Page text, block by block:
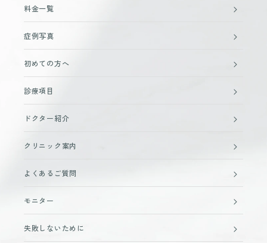
料金一覧
症例写真
初めての方へ
診療項目
ドクター紹介
クリニック案内
よくあるご質問
モニター
失敗しないために